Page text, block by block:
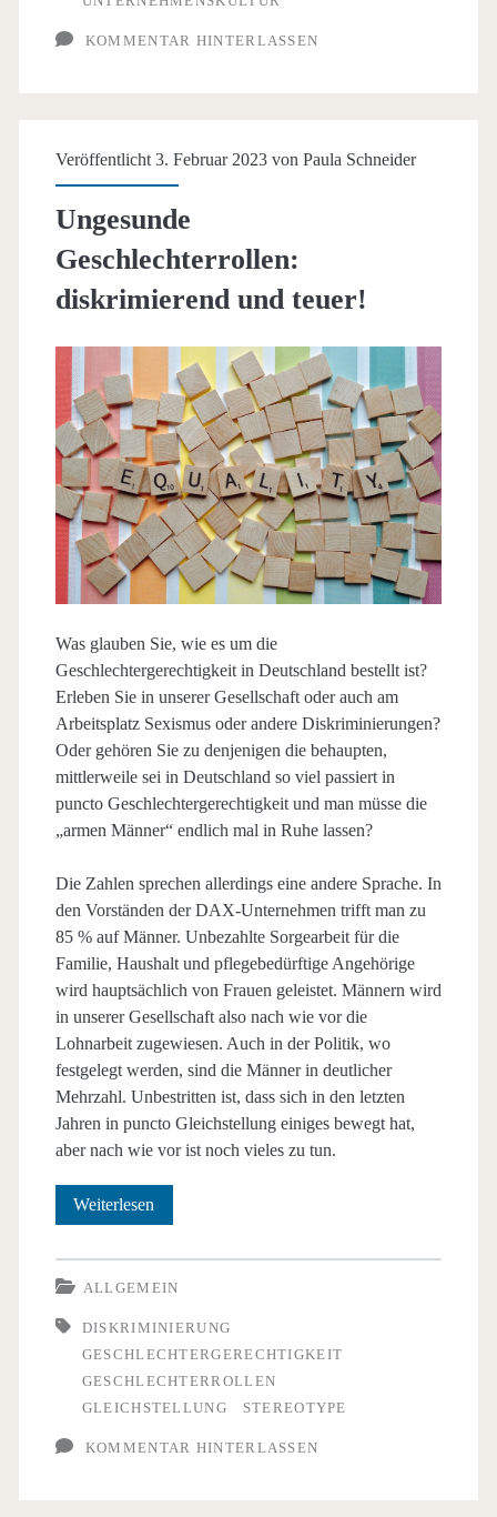
KOMMENTAR HINTERLASSEN
Veröffentlicht 3. Februar 2023 von Paula Schneider
Ungesunde
Geschlechterrollen:
diskrimierend und teuer!
Was glauben Sie, wie es um die
Geschlechtergerechtigkeit in Deutschland bestellt ist?
Erleben Sie in unserer Gesellschaft oder auch am
Arbeitsplatz Sexismus oder andere Diskriminierungen?
Oder gehören Sie zu denjenigen die behaupten,
mittlerweile sei in Deutschland so viel passiert in
puncto Geschlechtergerechtigkeit und man müsse die
„armen Männer“ endlich mal in Ruhe lassen?
Die Zahlen sprechen allerdings eine andere Sprache. In
den Vorständen der DAX-Unternehmen trifft man zu
85 % auf Männer. Unbezahlte Sorgearbeit für die
Familie, Haushalt und pflegebedürftige Angehörige
wird hauptsächlich von Frauen geleistet. Männern wird
in unserer Gesellschaft also nach wie vor die
Lohnarbeit zugewiesen. Auch in der Politik, wo
festgelegt werden, sind die Männer in deutlicher
Mehrzahl. Unbestritten ist, dass sich in den letzten
Jahren in puncto Gleichstellung einiges bewegt hat,
aber nach wie vor ist noch vieles zu tun.
Weiterlesen
diskrimierend
und
teuer!
ALLGEMEIN
DISKRIMINIERUNG
GESCHLECHTERGERECHTIGKEIT
GESCHLECHTERROLLEN
GLEICHSTELLUNG
STEREOTYPE
KOMMENTAR HINTERLASSEN